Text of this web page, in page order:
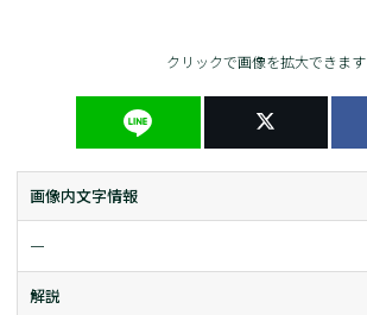
クリックで画像を拡大できます
画像内文字情報
ー
解説